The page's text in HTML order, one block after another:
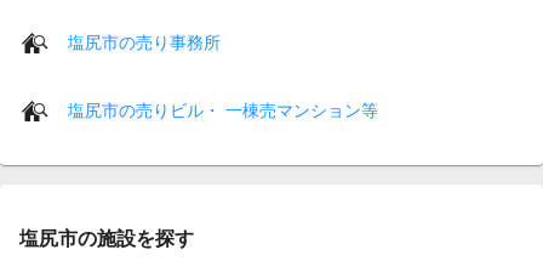
塩尻市の売り事務所
塩尻市の売りビル・ 一棟売マンション等
塩尻市の施設を探す